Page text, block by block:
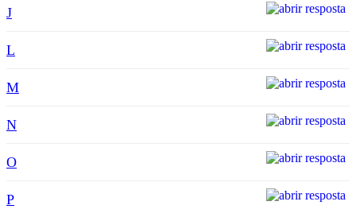
J
L
M
N
O
P